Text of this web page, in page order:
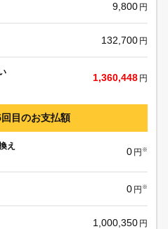
9,800 円
132,700 円
1,360,448 円
目のお支払額
え
0 円 ※
0 円 ※
1,000,350 円